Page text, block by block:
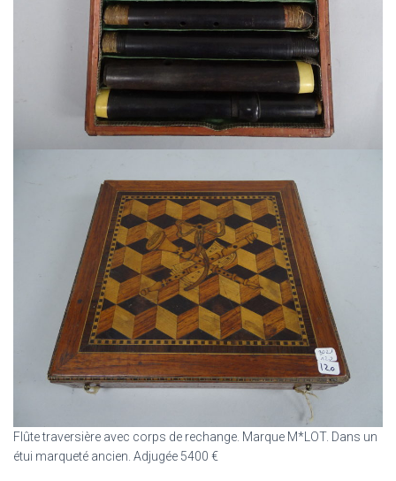
Flûte traversière avec corps de rechange. Marque M*LOT. Dans un
étui marqueté ancien. Adjugée 5400 €